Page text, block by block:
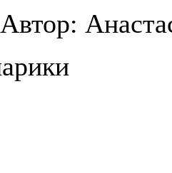
Автор: